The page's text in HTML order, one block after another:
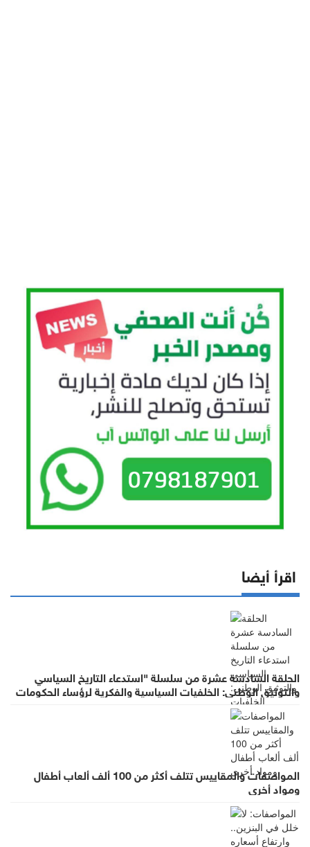
اقرأ أيضا
الحلقة السادسة عشرة من سلسلة "استدعاء التاريخ السياسي
والتوثيق الوطني: الخلفيات السياسية والفكرية لرؤساء الحكومات
في عهد الملك الحسين بن طلال (١٩٥٣- ١٩٩٩)"
المواصفات والمقاييس تتلف أكثر من 100 ألف ألعاب أطفال
ومواد أخرى